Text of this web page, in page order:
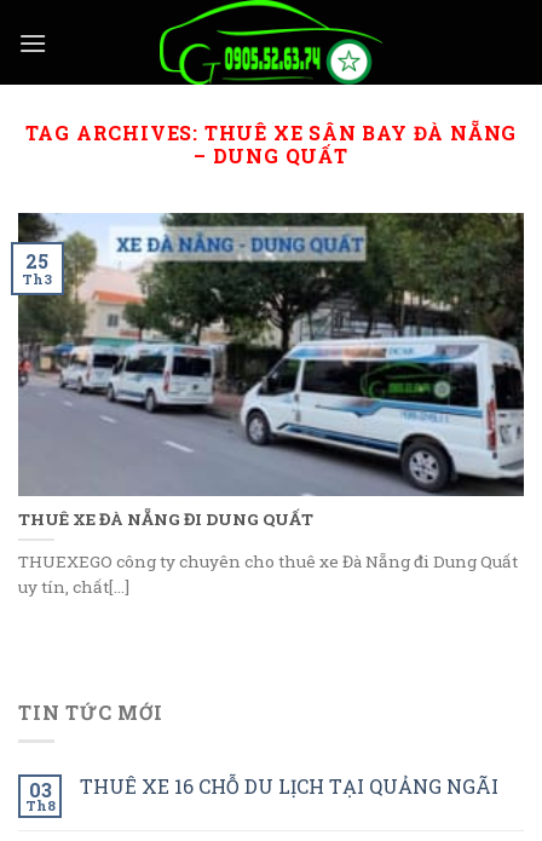
TAG ARCHIVES: THUÊ XE SÂN BAY ĐÀ NẴNG
– DUNG QUẤT
THUÊ XE ĐÀ NẴNG ĐI DUNG QUẤT
THUEXEGO công ty chuyên cho thuê xe Đà Nẵng đi Dung Quất
uy tín, chất[...]
25
Th3
TIN TỨC MỚI
03
Th8
THUÊ XE 16 CHỖ DU LỊCH TẠI QUẢNG NGÃI